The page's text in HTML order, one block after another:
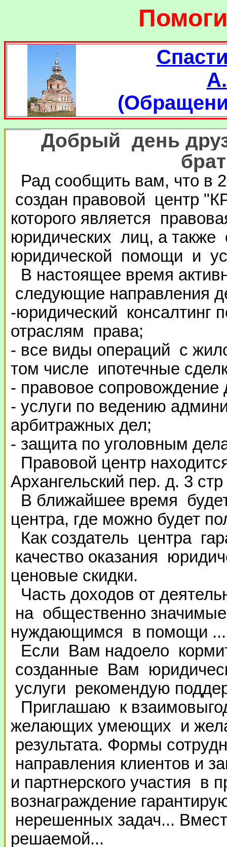
Добрый день
Рад сообщить вам, что в
создан правовой центр
которого является
юридических лиц, а также
юридической помощи и
В настоящее время
следующие направления
-юридический консалтинг
отраслям права;
- все виды операций с
том числе ипотечные
- правовое сопровождение
- услуги по ведению
арбитражных дел;
- защита по уголовным
Правовой центр
Архангельский пер. д. 3
В ближайшее время
центра, где можно будет
Как создатель центра
качество оказания
ценовые скидки.
Часть доходов от
на общественно
нуждающимся в помощи ...
Если Вам надоело
созданные Вам
услуги рекомендую
Приглашаю к
желающих умеющих и
результата. Формы
направления клиентов и
и партнерского участия в
вознаграждение
нерешенных задач...
решаемой...